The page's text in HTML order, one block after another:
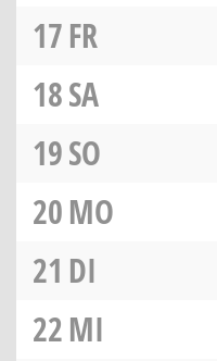
17FR
18SA
19SO
20MO
21 DI
22MI